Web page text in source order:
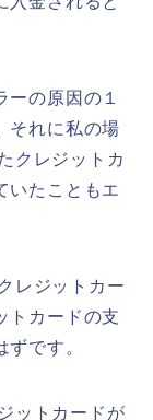
の原因の１
それに私の場
クレジットカ
いたこともエ
レジットカー
トカードの支
です。
ットカードが